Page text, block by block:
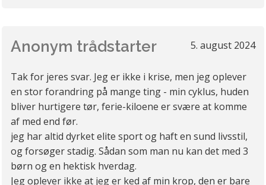
5. august 2024
Anonym trådstarter
Tak for jeres svar. Jeg er ikke i krise, men jeg oplever
en stor forandring på mange ting - min cyklus, huden
bliver hurtigere tør, ferie-kiloene er svære at komme
af med end før.
jeg har altid dyrket elite sport og haft en sund livsstil,
og forsøger stadig. Sådan som man nu kan det med 3
børn og en hektisk hverdag.
Jeg oplever ikke at jeg er ked af min krop, den er bare